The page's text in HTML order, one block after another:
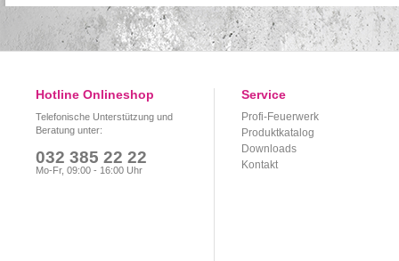
Hotline Onlineshop
Telefonische Unterstützung und
Beratung unter:
032 385 22 22
Mo-Fr, 09:00 - 16:00 Uhr
Service
Profi-Feuerwerk
Produktkatalog
Downloads
Kontakt